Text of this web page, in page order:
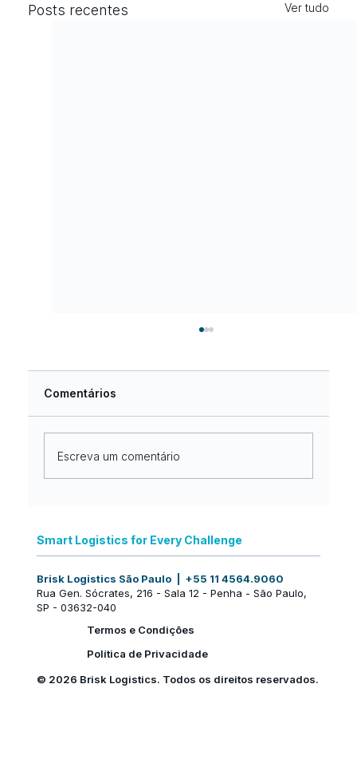
Posts recentes Ver tudo
excelência no mercado internacional:
uma nova fase da Brisk Logistics
Comentários
Escreva um comentário
© 2026 Brisk Logistics. Todos os direitos reservados.
Brisk Logistics São Paulo | +55 11 4564.9060
Rua Gen. Sócrates, 216 - Sala 12 - Penha - São Paulo,
SP - 03632-040
Smart Logistics for Every Challenge
Termos e Condições
Política de Privacidade